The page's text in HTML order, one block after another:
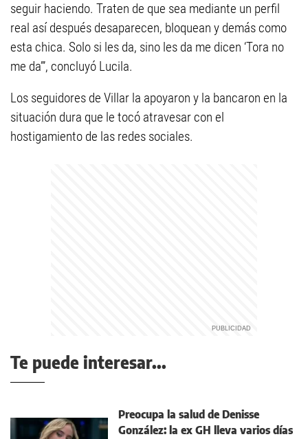
seguir haciendo. Traten de que sea mediante un perfil
real así después desaparecen, bloquean y demás como
esta chica. Solo si les da, sino les da me dicen ‘Tora no
me da’”, concluyó Lucila.
Los seguidores de Villar la apoyaron y la bancaron en la
situación dura que le tocó atravesar con el
hostigamiento de las redes sociales.
Te puede interesar...
Preocupa la salud de Denisse
González: la ex GH lleva varios días